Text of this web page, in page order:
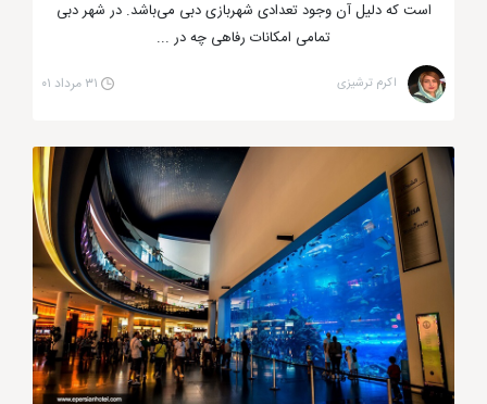
است که دلیل آن وجود تعدادی شهربازی دبی می‌باشد. در شهر دبی
تمامی امکانات رفاهی چه در ...
اکرم ترشیزی ۳۱ مرداد ۰۱